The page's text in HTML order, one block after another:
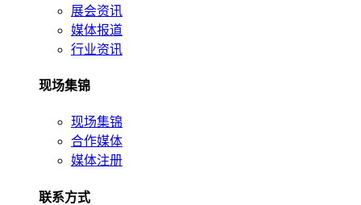
展会资讯
媒体报道
行业资讯
现场集锦
现场集锦
合作媒体
媒体注册
联系方式